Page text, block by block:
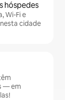
hóspedes
Wi-Fi e
cidade
— em